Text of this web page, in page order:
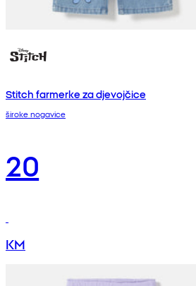
Stitch farmerke za djevojčice
široke nogavice
20
KM